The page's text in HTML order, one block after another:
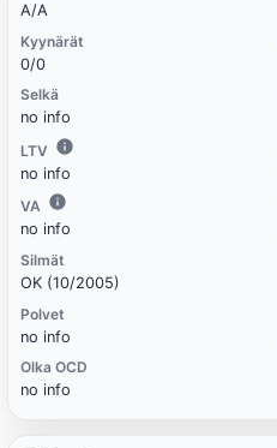
A/A
Kyynärät
0/0
Selkä
no info
LTV
no info
VA
no info
Silmät
OK (10/2005)
Polvet
no info
Olka OCD
no info